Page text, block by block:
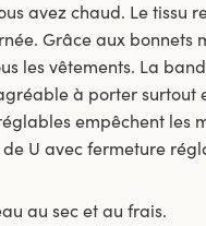
avez chaud. Le tissu
Grâce aux bonnets
les vêtements. La
à porter surtout
empêchent les
U avec fermeture
au sec et au frais.